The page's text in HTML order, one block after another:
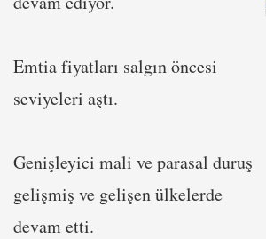
Emtia fiyatları salgın öncesi
seviyeleri aştı.
Genişleyici mali ve parasal duruş
gelişmiş ve gelişen ülkelerde
devam etti.